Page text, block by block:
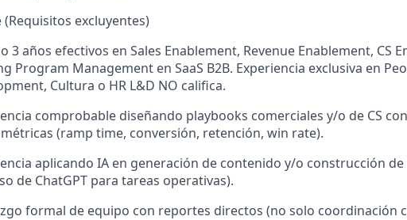
(Requisitos excluyentes)
3 años efectivos en Sales Enablement, Revenue Enablement, CS
Program Management en SaaS B2B. Experiencia exclusiva en
Cultura o HR L&D NO califica.
comprobable diseñando playbooks comerciales y/o de CS
(ramp time, conversión, retención, win rate).
aplicando IA en generación de contenido y/o construcción
de ChatGPT para tareas operativas).
formal de equipo con reportes directos (no solo coordinación